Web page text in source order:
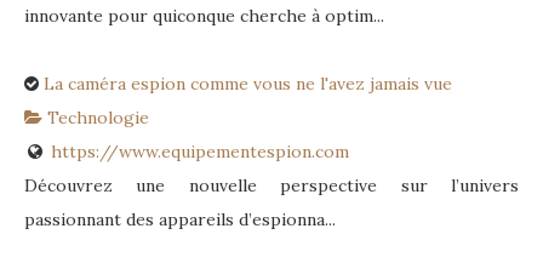
innovante pour quiconque cherche à optim...
La caméra espion comme vous ne l'avez jamais vue
Technologie
https://www.equipementespion.com
Découvrez une nouvelle perspective sur l’univers
passionnant des appareils d’espionna...